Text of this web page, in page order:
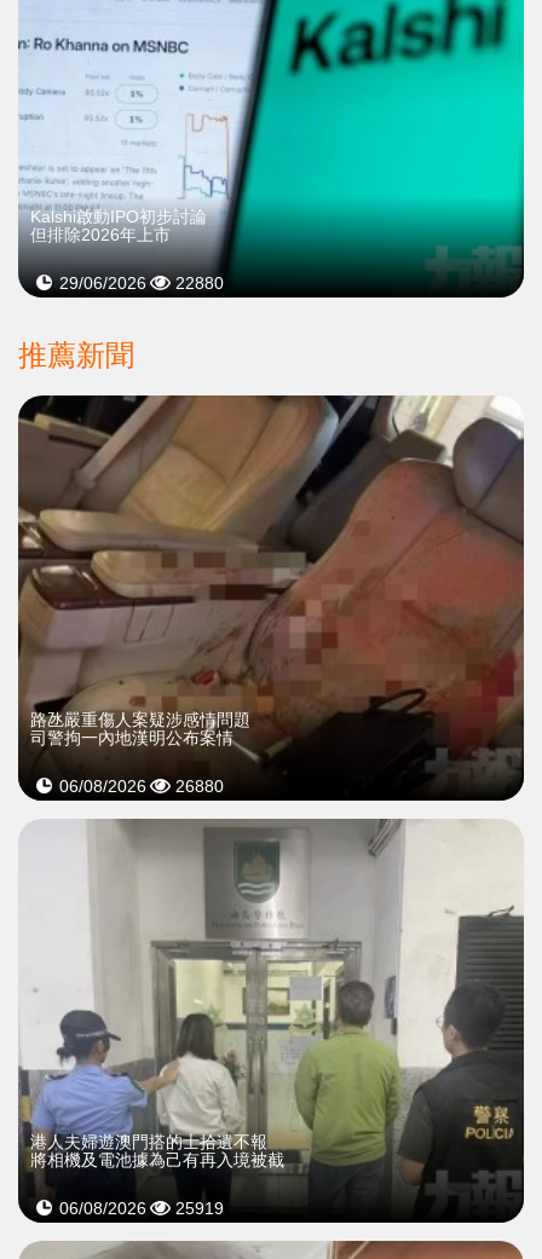
Kalshi啟動IPO初步討論
但排除2026年上市
29/06/2026 22880
推薦新聞
​路氹嚴重傷人案疑涉感情問題
司警拘一內地漢明公布案情
06/08/2026 26880
​港人夫婦遊澳門搭的士拾遺不報
將相機及電池據為己有再入境被截
06/08/2026 25919